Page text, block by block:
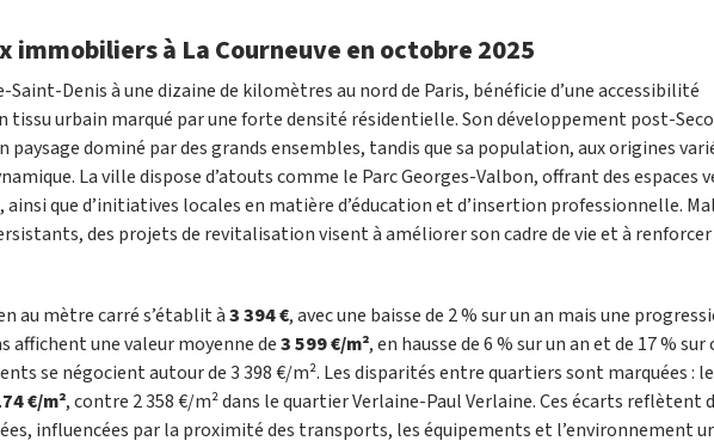
immobiliers à La Courneuve en octobre 2025
Saint-Denis à une dizaine de kilomètres au nord de Paris, bénéficie d’une accessibilité
tissu urbain marqué par une forte densité résidentielle. Son développement post-
paysage dominé par des grands ensembles, tandis que sa population, aux origines
La ville dispose d’atouts comme le Parc Georges-Valbon, offrant des espaces
que d’initiatives locales en matière d’éducation et d’insertion professionnelle.
des projets de revitalisation visent à améliorer son cadre de vie et à
au mètre carré s’établit à3 394 €, avec une baisse de 2 % sur un an mais une
affichent une valeur moyenne de3 599 €/m², en hausse de 6 % sur un an et de 17 % sur
se négocient autour de 3 398 €/m². Les disparités entre quartiers sont marquées : le
€/m², contre 2 358 €/m² dans le quartier Verlaine-Paul Verlaine. Ces écarts reflètent
influencées par la proximité des transports, les équipements et l’environnement